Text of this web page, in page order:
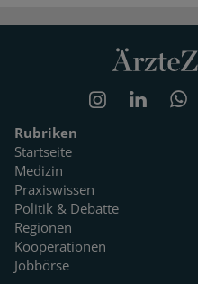
Rubriken
Startseite
Medizin
Praxiswissen
Politik & Debatte
Regionen
Kooperationen
Jobbörse